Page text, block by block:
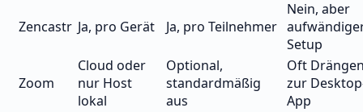
Zencastr Ja, pro Gerät Ja, pro Teilnehmer
Nein, aber
Setup
Zoom
Cloud oder
nur Host
lokal
Optional,
standardmäßig
aus
Oft
zur
App